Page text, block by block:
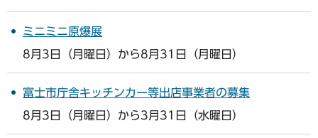
ミニミニ原爆展
8月3日（月曜日）から8月31日（月曜日）
富士市庁舎キッチンカー等出店事業者の募集
8月3日（月曜日）から3月31日（水曜日）